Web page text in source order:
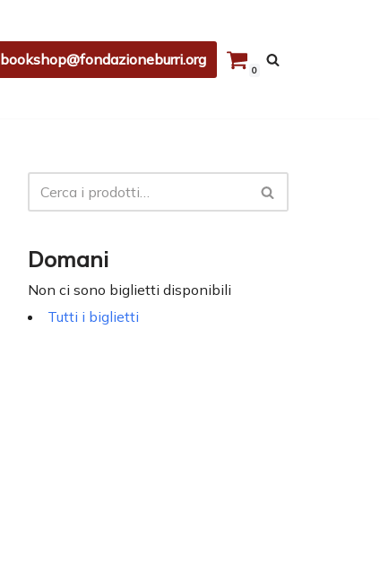
bookshop@fondazioneburri.org
0
Domani
Non ci sono biglietti disponibili
Tutti i biglietti